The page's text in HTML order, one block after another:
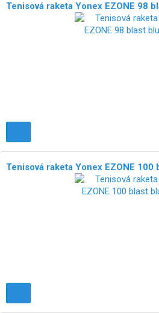
Tenisová raketa Yonex EZONE 98
Tenisová raketa Yonex EZONE 100